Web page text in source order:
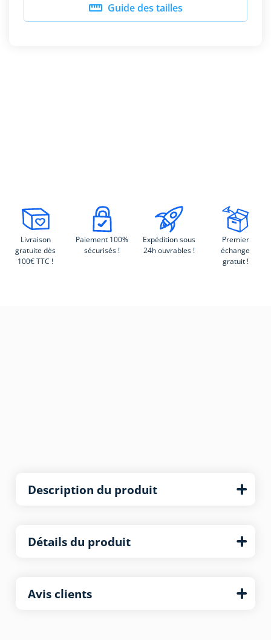
 Guide des tailles
Livraison
gratuite dès
100€ TTC !
Paiement 100%
sécurisés !
Expédition sous
24h ouvrables !
Premier
échange
gratuit !
Description du produit
Détails du produit
Avis clients